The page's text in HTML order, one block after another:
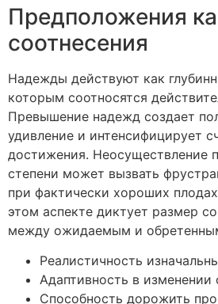
Предположения
соотнесения
Надежды действуют как
которым соотносятся
Превышение надежд создает
удивление и интенсифицирует
достижения. Неосуществление
степени может вызвать
при фактически хороших
этом аспекте диктует размер
между ожидаемым и
Реалистичность
Адаптивность в
Способность дорожить